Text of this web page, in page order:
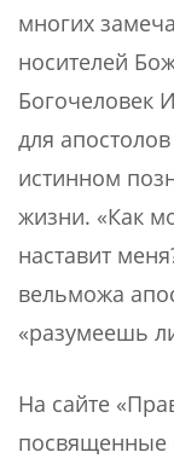
многих
носителей
Богочеловек
для
истинном
жизни. «Как
наставит
вельможа
«разумеешь
На сайте
посвященные